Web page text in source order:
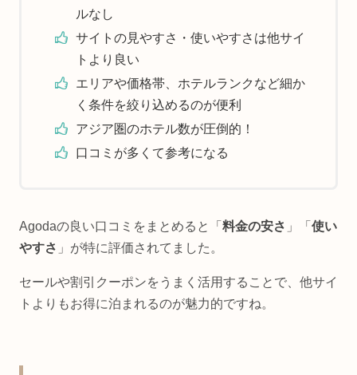
ルなし
サイトの見やすさ・使いやすさは他サイ
トより良い
エリアや価格帯、ホテルランクなど細か
く条件を絞り込めるのが便利
アジア圏のホテル数が圧倒的！
口コミが多くて参考になる
Agodaの良い口コミをまとめると「 料金の安さ 」「 使い
やすさ 」が特に評価されてました。
セールや割引クーポンをうまく活用することで、他サイ
トよりもお得に泊まれるのが魅力的ですね。